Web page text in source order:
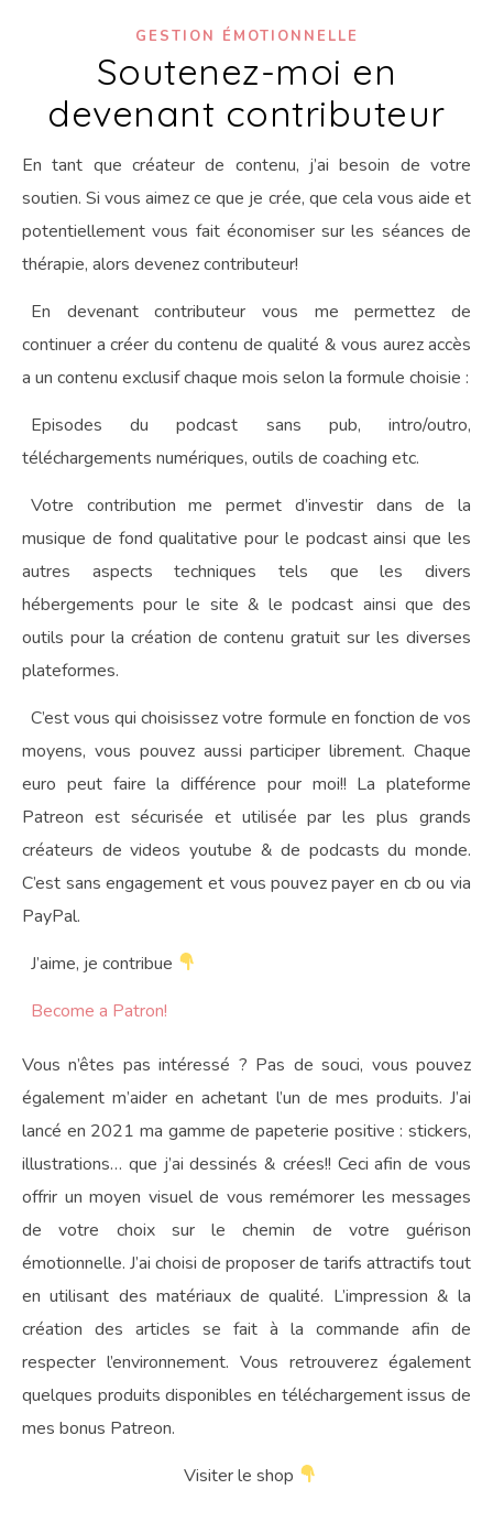
GESTION ÉMOTIONNELLE
Soutenez-moi en
devenant contributeur
En tant que créateur de contenu, j’ai besoin de votre
soutien. Si vous aimez ce que je crée, que cela vous aide et
potentiellement vous fait économiser sur les séances de
thérapie, alors devenez contributeur!
En devenant contributeur vous me permettez de
continuer a créer du contenu de qualité & vous aurez accès
a un contenu exclusif chaque mois selon la formule choisie :
Episodes du podcast sans pub, intro/outro,
téléchargements numériques, outils de coaching etc.
Votre contribution me permet d’investir dans de la
musique de fond qualitative pour le podcast ainsi que les
autres aspects techniques tels que les divers
hébergements pour le site & le podcast ainsi que des
outils pour la création de contenu gratuit sur les diverses
plateformes.
C’est vous qui choisissez votre formule en fonction de vos
moyens, vous pouvez aussi participer librement. Chaque
euro peut faire la différence pour moi!! La plateforme
Patreon est sécurisée et utilisée par les plus grands
créateurs de videos youtube & de podcasts du monde.
C’est sans engagement et vous pouvez payer en cb ou via
PayPal.
J’aime, je contribue
Become a Patron!
Vous n’êtes pas intéressé ? Pas de souci, vous pouvez
également m’aider en achetant l’un de mes produits. J’ai
lancé en 2021 ma gamme de papeterie positive : stickers,
illustrations… que j’ai dessinés & crées!! Ceci afin de vous
offrir un moyen visuel de vous remémorer les messages
de votre choix sur le chemin de votre guérison
émotionnelle. J’ai choisi de proposer de tarifs attractifs tout
en utilisant des matériaux de qualité. L’impression & la
création des articles se fait à la commande afin de
respecter l’environnement. Vous retrouverez également
quelques produits disponibles en téléchargement issus de
mes bonus Patreon.
Visiter le shop